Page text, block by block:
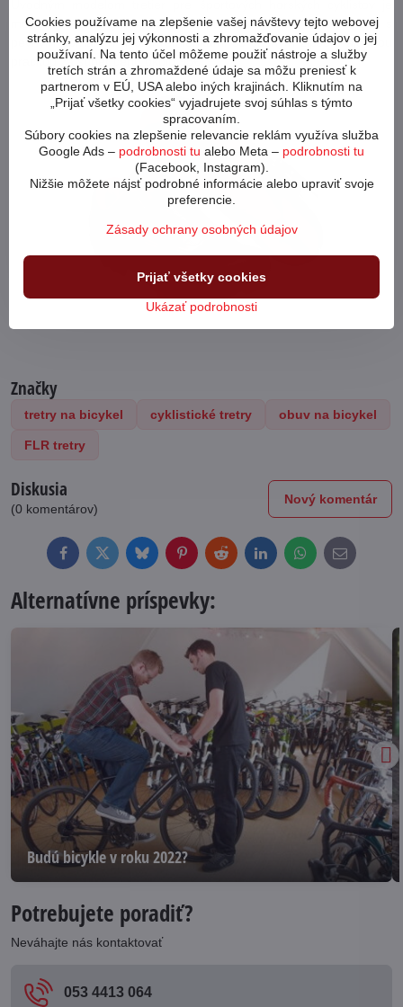
model F-65, ktorý ponúka tuhú podrážku M250 v kombinácii s
pevným upínaním dvomi remienkami so suchým zipsom ajednou
prackou za super cenu okolo 95€.
Značky
tretry na bicykel cyklistické tretry obuv na bicykel
FLR tretry
Diskusia
(0 komentárov)
Nový komentár
FacebookTwitterBlueskyPinterestRedditLinkedInWhatsApp
E-
mail
Alternatívne príspevky:
Budú bicykle v roku 2022?
Potrebujete poradiť?
Neváhajte nás kontaktovať
053 4413 064
Cookies používame na zlepšenie vašej návštevy tejto webovej
stránky, analýzu jej výkonnosti a zhromažďovanie údajov o jej
používaní. Na tento účel môžeme použiť nástroje a služby
tretích strán a zhromaždené údaje sa môžu preniesť k
partnerom v EÚ, USA alebo iných krajinách. Kliknutím na
„Prijať všetky cookies“ vyjadrujete svoj súhlas s týmto
spracovaním.
Súbory cookies na zlepšenie relevancie reklám využíva služba
Google Ads – podrobnosti tu alebo Meta – podrobnosti tu
(Facebook, Instagram).
Nižšie môžete nájsť podrobné informácie alebo upraviť svoje
preferencie.
Zásady ochrany osobných údajov
Ukázať podrobnosti
Prijať všetky cookies